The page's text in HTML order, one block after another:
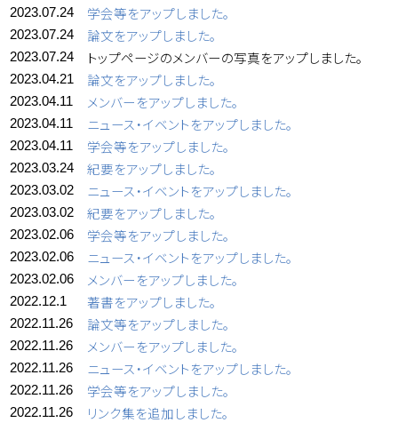
2023.07.24 学会等をアップしました。
2023.07.24 論文をアップしました。
2023.07.24 トップページのメンバーの写真をアップしました。
2023.04.21 論文をアップしました。
2023.04.11 メンバーをアップしました。
2023.04.11 ニュース・イベントをアップしました。
2023.04.11 学会等をアップしました。
2023.03.24 紀要をアップしました。
2023.03.02 ニュース・イベントをアップしました。
2023.03.02 紀要をアップしました。
2023.02.06 学会等をアップしました。
2023.02.06 ニュース・イベントをアップしました。
2023.02.06 メンバーをアップしました。
2022.12.1 著書をアップしました。
2022.11.26 論文等をアップしました。
2022.11.26 メンバーをアップしました。
2022.11.26 ニュース・イベントをアップしました。
2022.11.26 学会等をアップしました。
2022.11.26 リンク集を追加しました。